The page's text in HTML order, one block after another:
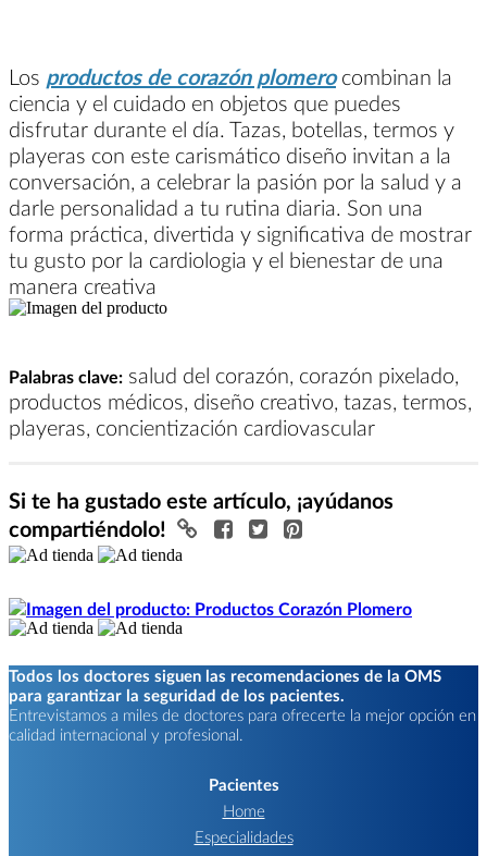
Los productos de corazón plomerocombinan la
ciencia y el cuidado en objetos que puedes
disfrutar durante el día. Tazas, botellas, termos y
playeras con este carismático diseño invitan a la
conversación, a celebrar la pasión por la salud y a
darle personalidad a tu rutina diaria. Son una
forma práctica, divertida y significativa de mostrar
tu gusto por la cardiologia y el bienestar de una
manera creativa
Palabras clave: salud del corazón, corazón pixelado,
productos médicos, diseño creativo, tazas, termos,
playeras, concientización cardiovascular
Si te ha gustado este artículo, ¡ayúdanos
compartiéndolo!
Todos los doctores siguen las recomendaciones de la OMS
para garantizar la seguridad de los pacientes.
Entrevistamos a miles de doctores para ofrecerte la mejor opción en
calidad internacional y profesional.
Pacientes
Home
Especialidades